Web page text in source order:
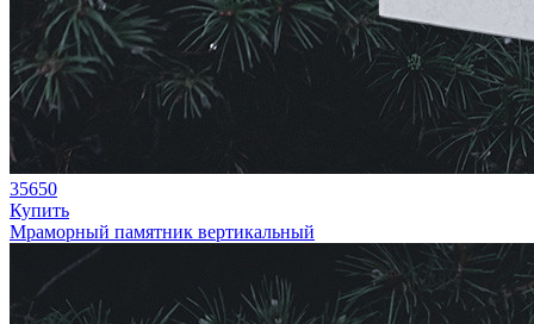
35650
Купить
Мраморный памятник вертикальный